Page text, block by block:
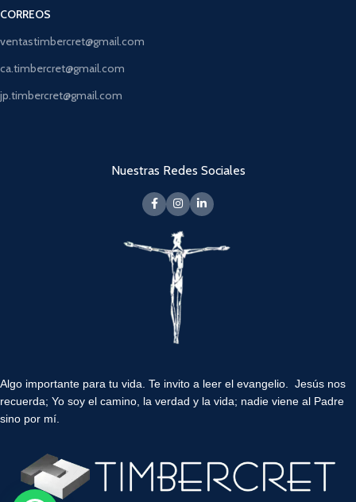
CORREOS
ventastimbercret@gmail.com
ca.timbercret@gmail.com
jp.timbercret@gmail.com
Nuestras Redes Sociales
Algo importante para tu vida. Te invito a leer el evangelio. Jesús nos
recuerda; Yo soy el camino, la verdad y la vida; nadie viene al Padre
sino por mí.